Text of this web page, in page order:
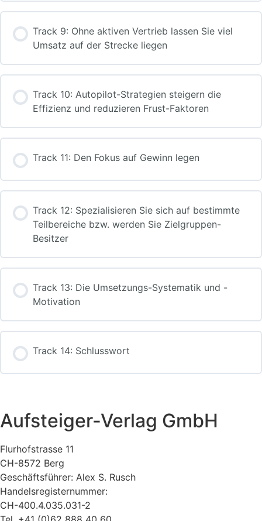
Track 9: Ohne aktiven Vertrieb lassen Sie viel
Umsatz auf der Strecke liegen
Track 10: Autopilot-Strategien steigern die
Effizienz und reduzieren Frust-Faktoren
Track 11: Den Fokus auf Gewinn legen
Track 12: Spezialisieren Sie sich auf bestimmte
Teilbereiche bzw. werden Sie Zielgruppen-
Besitzer
Track 13: Die Umsetzungs-Systematik und -
Motivation
Track 14: Schlusswort
Aufsteiger-Verlag GmbH
Flurhofstrasse 11
CH-8572 Berg
Geschäftsführer: Alex S. Rusch
Handelsregisternummer:
CH-400.4.035.031-2